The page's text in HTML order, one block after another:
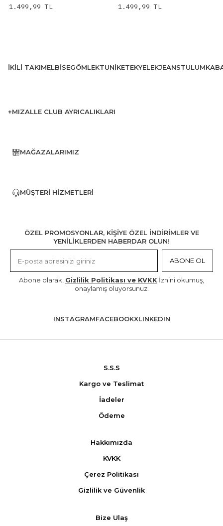
1.499,99 TL 1.499,99 TL
İKILI TAKIMELBISEGÖMLEKTUNIKETEKYELEKJEANSTULUM
+MIZALLE CLUB AYRICALIKLARI
MAĞAZALARIMIZ
MÜŞTERI HIZMETLERI
ÖZEL PROMOSYONLAR, KİŞİYE ÖZEL İNDİRİMLER VE
YENİLİKLERDEN HABERDAR OLUN!
ABONE OL
Abone olarak, Gizlilik Politikası ve KVKK İznini okumuş,
onaylamış oluyorsunuz.
INSTAGRAMFACEBOOKXLINKEDIN
S.S.S
Kargo ve Teslimat
İadeler
Ödeme
Hakkımızda
KVKK
Çerez Politikası
Gizlilik ve Güvenlik
Bize Ulaş